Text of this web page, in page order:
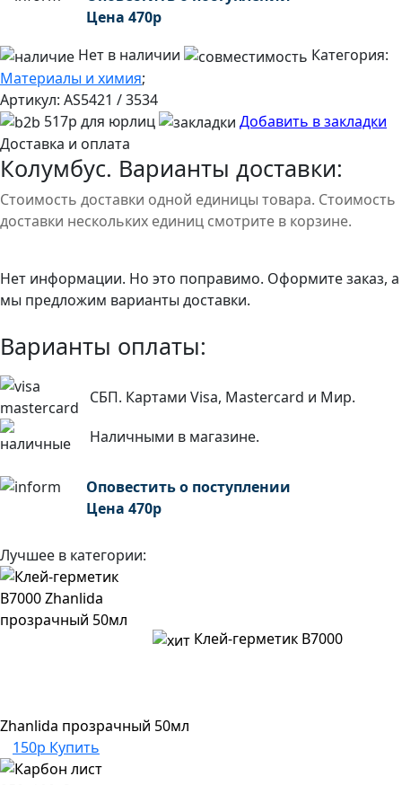
Цена 470р
Нет в наличии
Категория:
Материалы и химия;
Артикул: AS5421 / 3534
517р для юрлиц
Добавить в закладки
Доставка и оплата
Колумбус. Варианты доставки:
Стоимость доставки одной единицы товара. Стоимость
доставки нескольких единиц смотрите в корзине.
Нет информации. Но это поправимо. Оформите заказ, а
мы предложим варианты доставки.
Варианты оплаты:
СБП. Картами Visa, Mastercard и Мир.
Наличными в магазине.
Оповестить о поступлении
Цена 470р
Лучшее в категории:
Клей-герметик B7000
Zhanlida прозрачный 50мл
150р Купить